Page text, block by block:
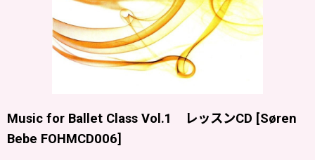
Music for Ballet Class Vol.1 レッスンCD [Søren
Bebe FOHMCD006]